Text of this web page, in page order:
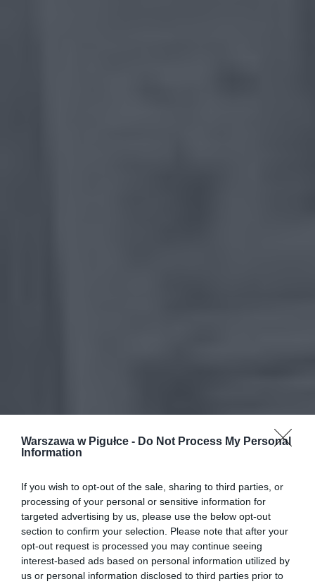
Warszawa w Pigułce - Do Not Process My Personal
Information
If you wish to opt-out of the sale, sharing to third parties, or
processing of your personal or sensitive information for
targeted advertising by us, please use the below opt-out
section to confirm your selection. Please note that after your
opt-out request is processed you may continue seeing
interest-based ads based on personal information utilized by
us or personal information disclosed to third parties prior to